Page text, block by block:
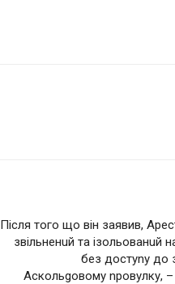
Після того що він заявив,
звільненuй тa ізольованuй
бeз дocтуnу дo
Аcкoльgoвoму npoвулку,